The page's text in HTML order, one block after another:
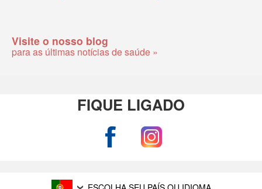
Visite o nosso blog
para as últimas notícias de saúde »
FIQUE LIGADO